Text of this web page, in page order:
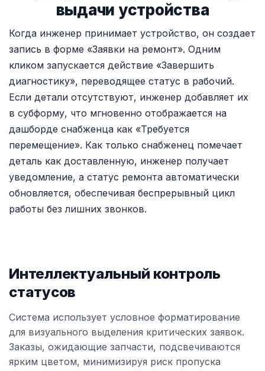
выдачи устройства
Когда инженер принимает устройство, он создает
запись в форме «Заявки на ремонт». Одним
кликом запускается действие «Завершить
диагностику», переводящее статус в рабочий.
Если детали отсутствуют, инженер добавляет их
в субформу, что мгновенно отображается на
дашборде снабженца как «Требуется
перемещение». Как только снабженец помечает
деталь как доставленную, инженер получает
уведомление, а статус ремонта автоматически
обновляется, обеспечивая беспрерывный цикл
работы без лишних звонков.
Интеллектуальный контроль
статусов
Система использует условное форматирование
для визуального выделения критических заявок.
Заказы, ожидающие запчасти, подсвечиваются
ярким цветом, минимизируя риск пропуска